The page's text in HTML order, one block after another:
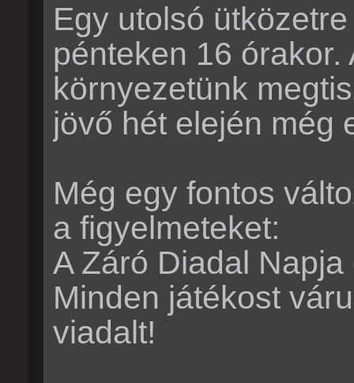
Egy utolsó
pénteken 16
környezetünk
jövő hét elején még
Még egy fontos
a figyelmeteket:
A Záró Diadal
Minden játékost
viadalt!